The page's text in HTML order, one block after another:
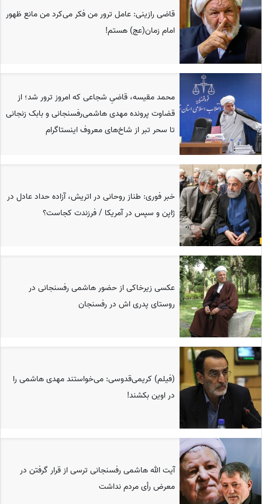
قاضی رازینی: عامل ترور من فکر می‌کرد من مانع ظهور
امام زمان(عج) هستم!
محمد مقیسه‌، قاضیِ شجاعی که امروز ترور شد؛ از
قضاوت پرونده مهدی هاشمی‌رفسنجانی و بابک زنجانی
تا سحر تبر از شاخ‌های معروف اینستاگرام
خبر فوری: طناز روحانی در اتریش، آزاده حداد عادل در
ژاپن و سپس در آمریکا / فرزندت کجاست؟
عکسی زیرخاکی از حضور هاشمی رفسنجانی در
روستای پدری اش در رفسنجان
(فیلم) کریمی‌قدوسی: می‌خواستند مهدی هاشمی را
در اوین بکشند!
آیت الله هاشمی رفسنجانی ترسی از قرار گرفتن در
معرض رأی مردم نداشت